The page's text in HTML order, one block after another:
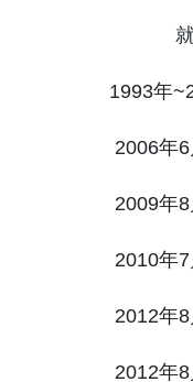
1993年
2006年
2009年
2010年
2012年
2012年